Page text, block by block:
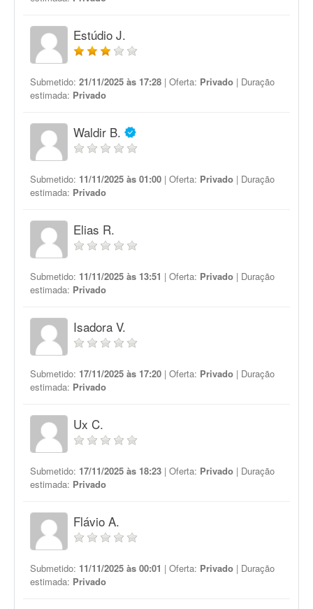
Estúdio J.
Submetido: 21/11/2025 às 17:28 | Oferta: Privado | Duração
estimada: Privado
Waldir B.
Submetido: 11/11/2025 às 01:00 | Oferta: Privado | Duração
estimada: Privado
Elias R.
Submetido: 11/11/2025 às 13:51 | Oferta: Privado | Duração
estimada: Privado
Isadora V.
Submetido: 17/11/2025 às 17:20 | Oferta: Privado | Duração
estimada: Privado
Ux C.
Submetido: 17/11/2025 às 18:23 | Oferta: Privado | Duração
estimada: Privado
Flávio A.
Submetido: 11/11/2025 às 00:01 | Oferta: Privado | Duração
estimada: Privado